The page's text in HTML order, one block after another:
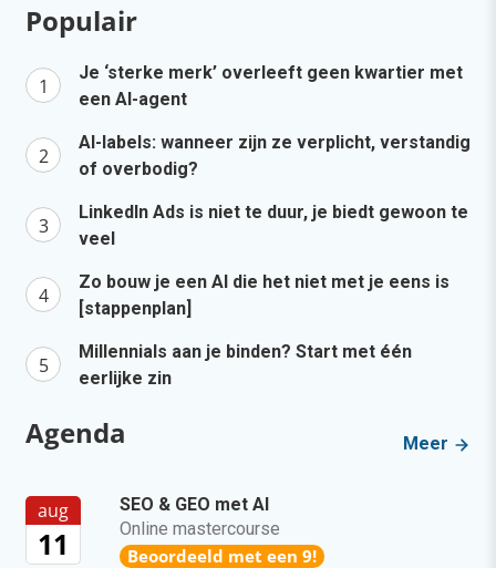
Populair
Je ‘sterke merk’ overleeft geen kwartier met
een AI-agent
AI-labels: wanneer zijn ze verplicht, verstandig
of overbodig?
LinkedIn Ads is niet te duur, je biedt gewoon te
veel
Zo bouw je een AI die het niet met je eens is
[stappenplan]
Millennials aan je binden? Start met één
eerlijke zin
Agenda Meer
aug
11
SEO & GEO met AI
Online mastercourse
Beoordeeld met een 9!